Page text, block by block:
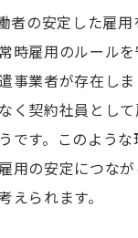
者の安定した雇
時雇用のルール
事業者が存在し
く契約社員とし
です。このよう
用の安定につなが
えられます。